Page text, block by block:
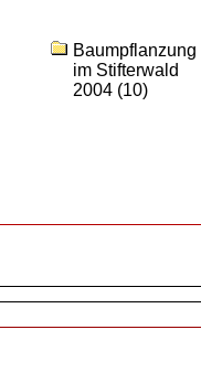
Baumpflanzung
im Stifterwald
2004(10)